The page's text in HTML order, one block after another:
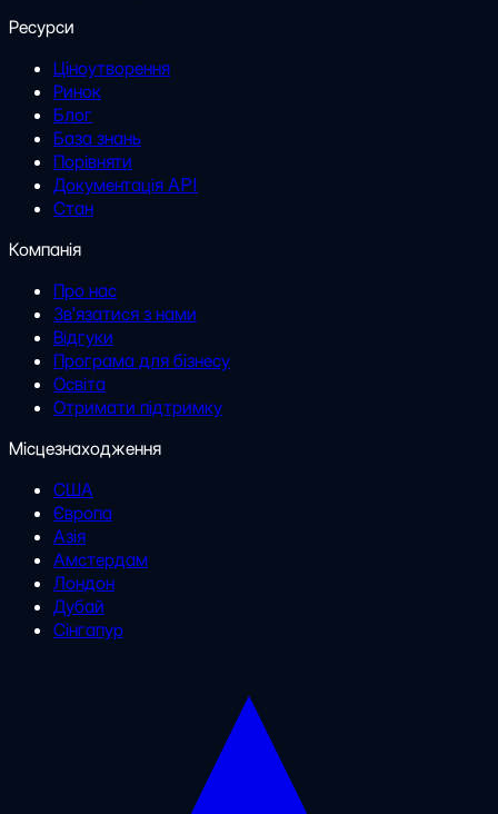
Ресурси
Ціноутворення
Ринок
Блог
База знань
Порівняти
Документація API
Стан
Компанія
Про нас
Зв'язатися з нами
Відгуки
Програма для бізнесу
Освіта
Отримати підтримку
Місцезнаходження
США
Європа
Азія
Амстердам
Лондон
Дубай
Сінгапур